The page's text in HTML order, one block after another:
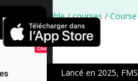
×
/Distance Faible/courses/
Lancé en 2025,